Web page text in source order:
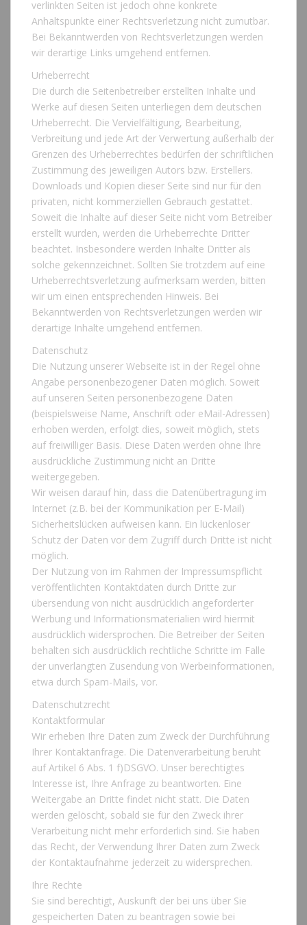
verlinkten Seiten ist jedoch ohne konkrete
Anhaltspunkte einer Rechtsverletzung nicht zumutbar.
Bei Bekanntwerden von Rechtsverletzungen werden
wir derartige Links umgehend entfernen.
Urheberrecht
Die durch die Seitenbetreiber erstellten Inhalte und
Werke auf diesen Seiten unterliegen dem deutschen
Urheberrecht. Die Vervielfältigung, Bearbeitung,
Verbreitung und jede Art der Verwertung außerhalb der
Grenzen des Urheberrechtes bedürfen der schriftlichen
Zustimmung des jeweiligen Autors bzw. Erstellers.
Downloads und Kopien dieser Seite sind nur für den
privaten, nicht kommerziellen Gebrauch gestattet.
Soweit die Inhalte auf dieser Seite nicht vom Betreiber
erstellt wurden, werden die Urheberrechte Dritter
beachtet. Insbesondere werden Inhalte Dritter als
solche gekennzeichnet. Sollten Sie trotzdem auf eine
Urheberrechtsverletzung aufmerksam werden, bitten
wir um einen entsprechenden Hinweis. Bei
Bekanntwerden von Rechtsverletzungen werden wir
derartige Inhalte umgehend entfernen.
Datenschutz
Die Nutzung unserer Webseite ist in der Regel ohne
Angabe personenbezogener Daten möglich. Soweit
auf unseren Seiten personenbezogene Daten
(beispielsweise Name, Anschrift oder eMail-Adressen)
erhoben werden, erfolgt dies, soweit möglich, stets
auf freiwilliger Basis. Diese Daten werden ohne Ihre
ausdrückliche Zustimmung nicht an Dritte
weitergegeben.
Wir weisen darauf hin, dass die Datenübertragung im
Internet (z.B. bei der Kommunikation per E-Mail)
Sicherheitslücken aufweisen kann. Ein lückenloser
Schutz der Daten vor dem Zugriff durch Dritte ist nicht
möglich.
Der Nutzung von im Rahmen der Impressumspflicht
veröffentlichten Kontaktdaten durch Dritte zur
übersendung von nicht ausdrücklich angeforderter
Werbung und Informationsmaterialien wird hiermit
ausdrücklich widersprochen. Die Betreiber der Seiten
behalten sich ausdrücklich rechtliche Schritte im Falle
der unverlangten Zusendung von Werbeinformationen,
etwa durch Spam-Mails, vor.
Datenschutzrecht
Kontaktformular
Wir erheben Ihre Daten zum Zweck der Durchführung
Ihrer Kontaktanfrage. Die Datenverarbeitung beruht
auf Artikel 6 Abs. 1 f)DSGVO. Unser berechtigtes
Interesse ist, Ihre Anfrage zu beantworten. Eine
Weitergabe an Dritte findet nicht statt. Die Daten
werden gelöscht, sobald sie für den Zweck ihrer
Verarbeitung nicht mehr erforderlich sind. Sie haben
das Recht, der Verwendung Ihrer Daten zum Zweck
der Kontaktaufnahme jederzeit zu widersprechen.
Ihre Rechte
Sie sind berechtigt, Auskunft der bei uns über Sie
gespeicherten Daten zu beantragen sowie bei